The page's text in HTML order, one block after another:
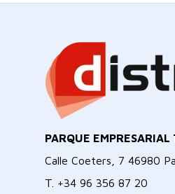
PARQUE EMPRESARIAL
Calle Coeters, 7 46980
T. +34 96 356 87 20